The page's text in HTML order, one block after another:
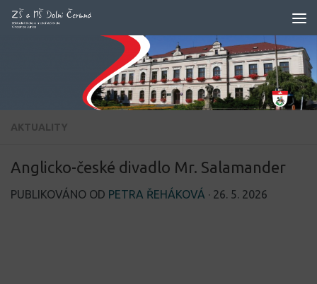
Skip to content
AKTUALITY
Anglicko-české divadlo Mr. Salamander
PUBLIKOVÁNO OD PETRA ŘEHÁKOVÁ · 26. 5. 2026